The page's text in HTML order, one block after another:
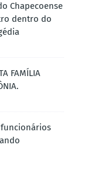
Chapecoense
dentro do
FAMÍLIA